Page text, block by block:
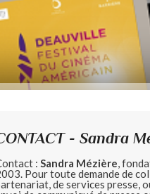
- Sandra
: Sandra Mézière,
Pour toute demande de
de services presse,